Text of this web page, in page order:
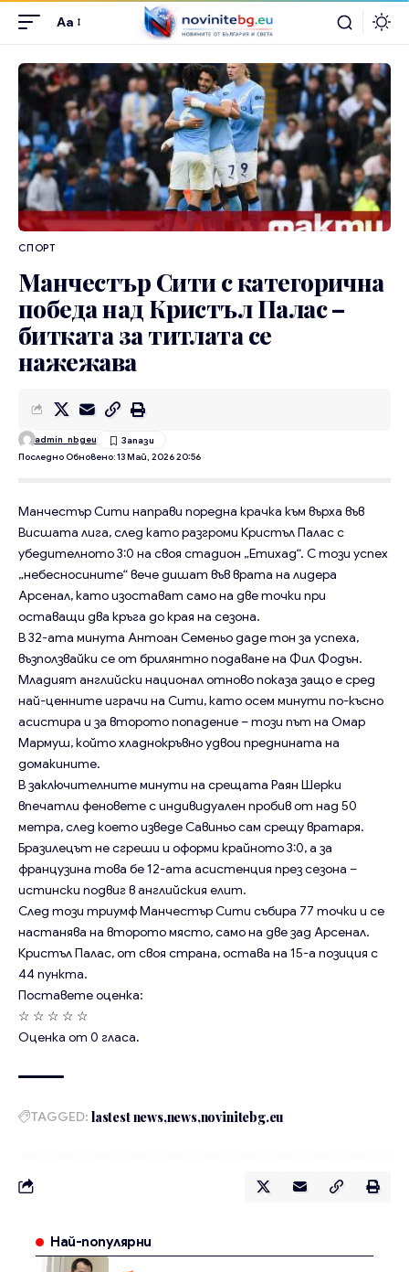
Aa
СПОРТ
Манчестър Сити с категорична
победа над Кристъл Палас –
битката за титлата се
нажежава
Последно Обновено: 13 Май, 2026 20:56
admin_nbgeu
Манчестър Сити направи поредна крачка към върха във
Висшата лига, след като разгроми Кристъл Палас с
убедителното 3:0 на своя стадион „Етихад“. С този успех
„небесносините“ вече дишат във врата на лидера
Арсенал, като изостават само на две точки при
оставащи два кръга до края на сезона.
В 32-ата минута Антоан Семеньо даде тон за успеха,
възползвайки се от брилянтно подаване на Фил Фодън.
Младият английски национал отново показа защо е сред
най-ценните играчи на Сити, като осем минути по-късно
асистира и за второто попадение – този път на Омар
Мармуш, който хладнокръвно удвои преднината на
домакините.
В заключителните минути на срещата Раян Шерки
впечатли феновете с индивидуален пробив от над 50
метра, след което изведе Савиньо сам срещу вратаря.
Бразилецът не сгреши и оформи крайното 3:0, а за
французина това бе 12-ата асистенция през сезона –
истински подвиг в английския елит.
След този триумф Манчестър Сити събира 77 точки и се
настанява на второто място, само на две зад Арсенал.
Кристъл Палас, от своя страна, остава на 15-а позиция с
44 пункта.
Поставете оценка:
☆ ☆ ☆ ☆ ☆
Оценка от 0 гласа.
TAGGED: lastest news news novinitebg.eu
Най-популярни